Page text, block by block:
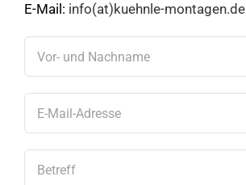
E-Mail: info(at)kuehnle-montagen.de